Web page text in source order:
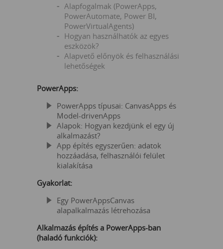
Alapfogalmak (PowerApps,
PowerAutomate, Power BI,
PowerVirtualAgents)
Hogyan használhatók az egyes
eszközök?
Alapvető előnyök és felhasználási
lehetőségek
PowerApps:
PowerApps típusai: CanvasApps és
Model-drivenApps
Alapok: Hogyan kezdjünk el egy új
alkalmazást?
App építés egyszerűen: adatok
hozzáadása, felhasználói felület
kialakítása
Gyakorlat:
Egy PowerAppsCanvas
alapalkalmazás létrehozása
Alkalmazás építés a PowerApps-ban
(haladó funkciók):